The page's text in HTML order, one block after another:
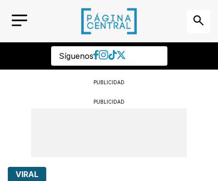
Síguenos
PUBLICIDAD
PUBLICIDAD
VIRAL